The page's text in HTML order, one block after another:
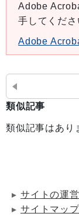
Adobe
手してくださ
Adobe
類似記事
類似記事はあり
サイトの運
サイトマップ